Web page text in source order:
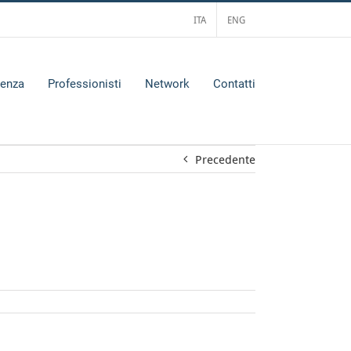
ITA ENG
Professionisti Network Contatti
Precedente